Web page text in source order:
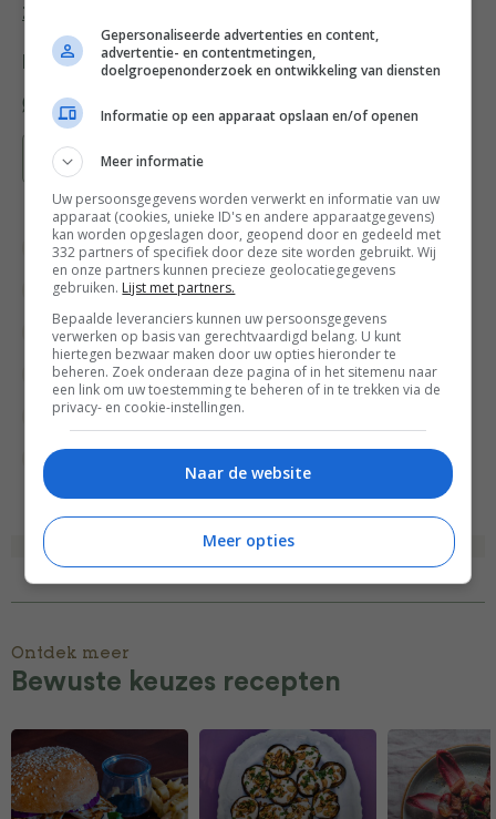
Zo maak je super-soepen!
Deel dit recept
Bewaar recept
Bewuste keuzes Gangen
Groente recepten Hoofdgerecht
Recept van de dag Recepten
Soep recepten Soepen
Vegetarische recepten
Winterrecepten
Ontdek meer
Bewuste keuzes recepten
Gepersonaliseerde advertenties en content,
advertentie- en contentmetingen,
doelgroepenonderzoek en ontwikkeling van diensten
Informatie op een apparaat opslaan en/of openen
Meer informatie
Uw persoonsgegevens worden verwerkt en informatie van uw
apparaat (cookies, unieke ID's en andere apparaatgegevens)
kan worden opgeslagen door, geopend door en gedeeld met
332 partners of specifiek door deze site worden gebruikt. Wij
en onze partners kunnen precieze geolocatiegegevens
gebruiken. Lijst met partners.
Bepaalde leveranciers kunnen uw persoonsgegevens
verwerken op basis van gerechtvaardigd belang. U kunt
hiertegen bezwaar maken door uw opties hieronder te
beheren. Zoek onderaan deze pagina of in het sitemenu naar
een link om uw toestemming te beheren of in te trekken via de
privacy- en cookie-instellingen.
Naar de website
Meer opties